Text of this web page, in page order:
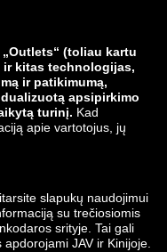
zalando-lounge.pl
zalando-lounge.cz
zalando-lounge.sk
zalando-lounge.hu
zalando-lounge.ee